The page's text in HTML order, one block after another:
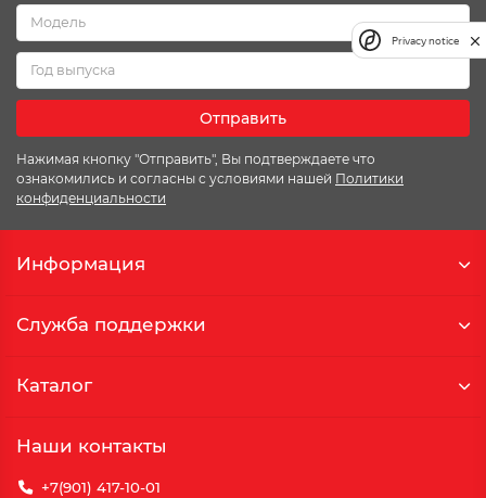
Отправить
Нажимая кнопку "Отправить", Вы подтверждаете что
ознакомились и согласны с условиями нашей Политики
конфиденциальности
Информация
Служба поддержки
Каталог
Наши контакты
+7(901) 417-10-01
Privacy notice